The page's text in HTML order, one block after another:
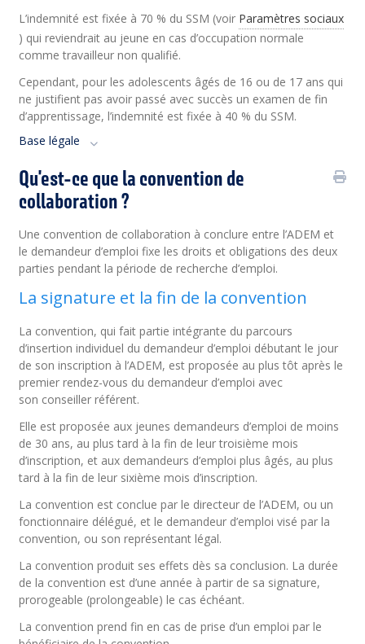
L’indemnité est fixée à 70 % du SSM (voir Paramètres sociaux
) qui reviendrait au jeune en cas d’occupation normale
comme travailleur non qualifié.
Cependant, pour les adolescents âgés de 16 ou de 17 ans qui
ne justifient pas avoir passé avec succès un examen de fin
d’apprentissage, l’indemnité est fixée à 40 % du SSM.
Base légale
Qu'est-ce que la convention de
collaboration ?
Une convention de collaboration à conclure entre l’ADEM et
le demandeur d’emploi fixe les droits et obligations des deux
parties pendant la période de recherche d’emploi.
La signature et la fin de la convention
La convention, qui fait partie intégrante du parcours
d’insertion individuel du demandeur d’emploi débutant le jour
de son inscription à l’ADEM, est proposée au plus tôt après le
premier rendez-vous du demandeur d’emploi avec
son conseiller référent.
Elle est proposée aux jeunes demandeurs d’emploi de moins
de 30 ans, au plus tard à la fin de leur troisième mois
d’inscription, et aux demandeurs d’emploi plus âgés, au plus
tard à la fin de leur sixième mois d’inscription.
La convention est conclue par le directeur de l’ADEM, ou un
fonctionnaire délégué, et le demandeur d’emploi visé par la
convention, ou son représentant légal.
La convention produit ses effets dès sa conclusion. La durée
de la convention est d’une année à partir de sa signature,
prorogeable (prolongeable) le cas échéant.
La convention prend fin en cas de prise d’un emploi par le